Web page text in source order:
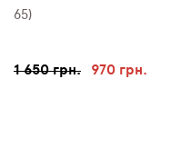
65)
1 650 грн. 970 грн.